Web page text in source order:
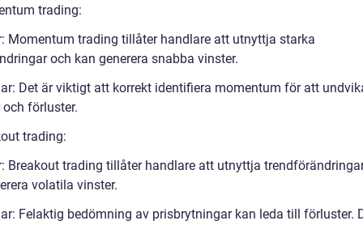
trading:
Momentum trading tillåter handlare att utnyttja starka
och kan generera snabba vinster.
Det är viktigt att korrekt identifiera momentum för att
förluster.
trading:
Breakout trading tillåter handlare att utnyttja
volatila vinster.
Felaktig bedömning av prisbrytningar kan leda till förluster.